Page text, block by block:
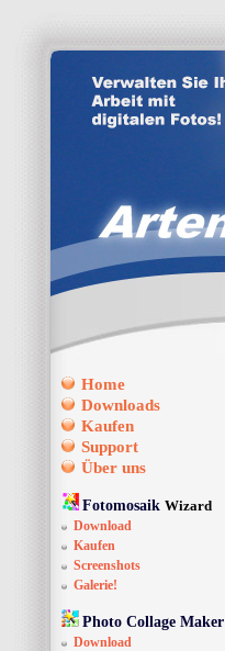
Home
Downloads
Kaufen
Support
Über uns
Fotomosaik Wizard
Download
Kaufen
Screenshots
Galerie!
Photo Collage Maker
Download